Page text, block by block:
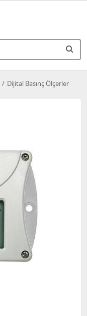
Dijital Basınç Ölçerler